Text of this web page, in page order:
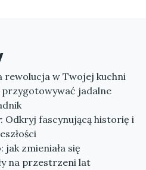
rewolucja w Twojej kuchni
przygotowywać jadalne
Odkryj fascynującą historię i
zmieniała się
na przestrzeni lat